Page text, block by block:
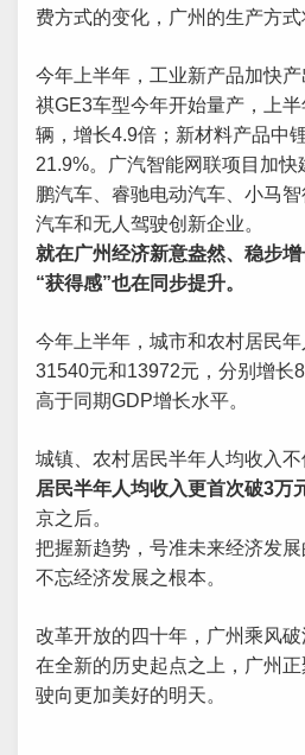
费方式的变化，广州的生产方式
今年上半年，工业新产品加快
祺GE3车型今年开始量产，上
辆，增长4.9倍；新材料产品中
21.9%。广汽智能网联项目加
鹏汽车、睿驰电动汽车、小马
汽车和无人驾驶创新企业。
就在广州经济新意盎然、稳步
“获得感”也在同步提升。
今年上半年，城市和农村居民
31540元和13972元，分别增长
高于同期GDP增长水平。
城镇、农村居民半年人均收入不
居民半年人均收入更首次破3万
京之后。
把握新趋势，号准未来经济发展
不忘经济发展之根本。
改革开放的四十年，广州乘风
在全新的历史起点之上，广州正
驶向更加美好的明天。